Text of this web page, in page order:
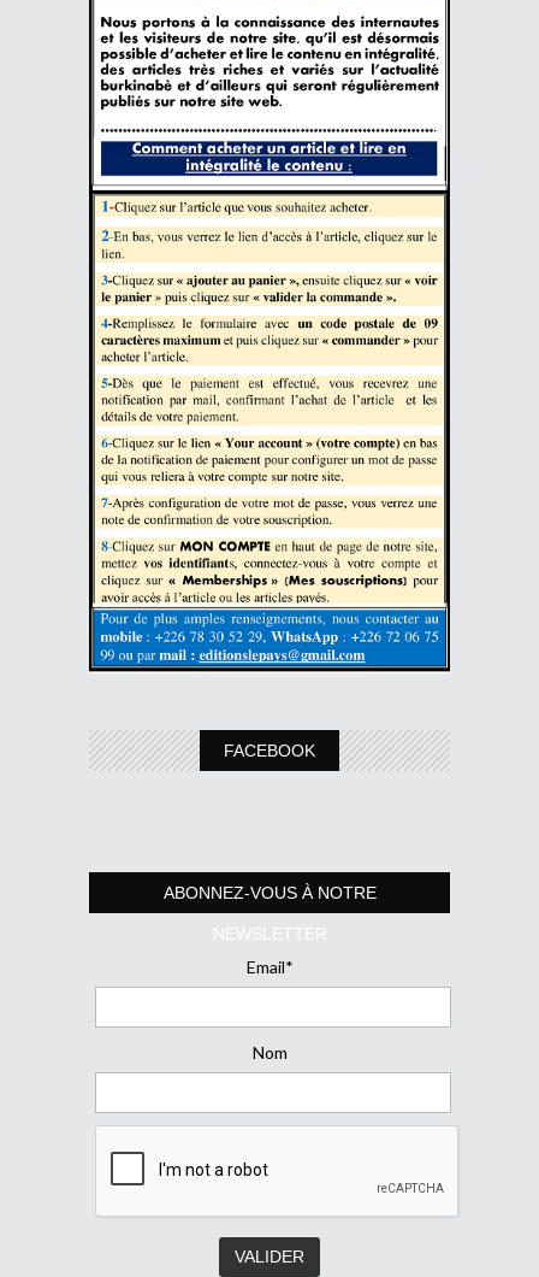
FACEBOOK
ABONNEZ-VOUS À NOTRE
NEWSLETTER
Email*
Nom